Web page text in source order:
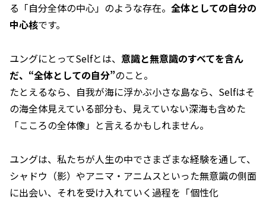
る「自分全体の中心」のような存在。 全体としての自分の
中心核です。
ユングにとってSelfとは、 意識と無意識のすべてを含ん
だ、“全体としての自分”のこと。
たとえるなら、自我が海に浮かぶ小さな島なら、Selfはそ
の海全体――見えている部分も、見えていない深海も含めた
「こころの全体像」と言えるかもしれません。
ユングは、私たちが人生の中でさまざまな経験を通して、
シャドウ（影）やアニマ・アニムスといった無意識の側面
に出会い、それを受け入れていく過程を「個性化